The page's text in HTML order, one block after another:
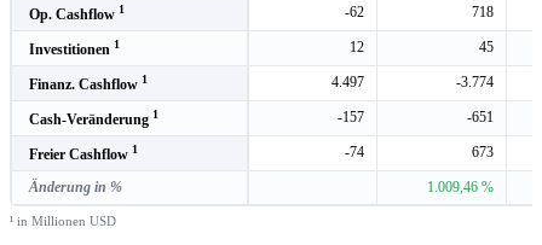
Op. Cashflow 1 -62 718
Investitionen 1 12 45
Finanz. Cashflow 1 4.497 -3.774
Cash-Veränderung 1 -157 -651
Freier Cashflow 1 -74 673
Änderung in % 1.009,46 %
¹ in Millionen USD